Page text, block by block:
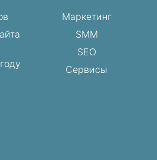
Маркетинг
SMM
SEO
Сервисы